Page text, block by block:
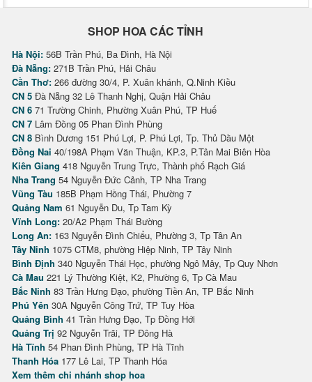
SHOP HOA CÁC TỈNH
Hà Nội: 56B Trần Phú, Ba Đình, Hà Nội
Đà Nẵng: 271B Trần Phú, Hải Châu
Cần Thơ: 266 đường 30/4, P. Xuân khánh, Q.Ninh Kiều
CN 5 Đà Nẵng 32 Lê Thanh Nghị, Quận Hải Châu
CN 6 71 Trường Chinh, Phường Xuân Phú, TP Huế
CN 7 Lâm Đồng 05 Phan Đình Phùng
CN 8 Bình Dương 151 Phú Lợi, P. Phú Lợi, Tp. Thủ Dầu Một
Đồng Nai 40/198A Phạm Văn Thuận, KP.3, P.Tân Mai Biên Hòa
Kiên Giang 418 Nguyễn Trung Trực, Thành phố Rạch Giá
Nha Trang 54 Nguyễn Đức Cảnh, TP Nha Trang
Vũng Tàu 185B Phạm Hồng Thái, Phường 7
Quảng Nam 61 Nguyễn Du, Tp Tam Kỳ
Vĩnh Long: 20/A2 Phạm Thái Bường
Long An: 163 Nguyễn Đình Chiểu, Phường 3, Tp Tân An
Tây Ninh 1075 CTM8, phường Hiệp Ninh, TP Tây Ninh
Bình Định 340 Nguyễn Thái Học, phường Ngô Mây, Tp Quy Nhơn
Cà Mau 221 Lý Thường Kiệt, K2, Phường 6, Tp Cà Mau
Bắc Ninh 83 Trần Hưng Đạo, phường Tiền An, TP Bắc Ninh
Phú Yên 30A Nguyễn Công Trứ, TP Tuy Hòa
Quảng Bình 41 Trần Hưng Đạo, Tp Đồng Hới
Quảng Trị 92 Nguyễn Trãi, TP Đông Hà
Hà Tĩnh 54 Phan Đình Phùng, TP Hà Tĩnh
Thanh Hóa 177 Lê Lai, TP Thanh Hóa
Xem thêm chi nhánh shop hoa